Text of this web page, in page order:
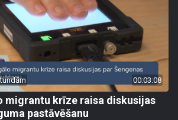
00:03:08
migrantu krīze raisa diskusijas
pastāvēšanu